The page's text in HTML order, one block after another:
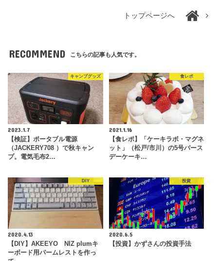
トップページへ
RECOMMEND こちらの記事も人気です。
キャンプグッズ
2023.1.7
【検証】ポータブル電源
（JACKERY708 ）で秋キャン
プ。電気毛布2…
食レポ
2021.1.16
【食レポ】「ケーキラボ・マグネ
ット」（松戸/市川）の5号バース
デーケーキ…
DIY
2020.4.13
【DIY】AKEEYO NIZ plumキ
ーボード用パームレストを作っ
投資
2020.6.5
【投資】かずさんの投資手法